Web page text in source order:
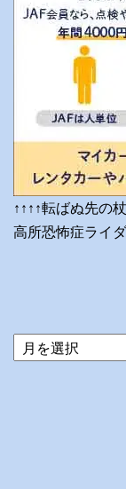
↑↑↑↑転ばぬ先の
高所恐怖症ライ
当
ブ